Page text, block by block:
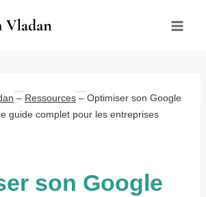
– Ressources – Optimiser son Google
guide complet pour les entreprises
son Google